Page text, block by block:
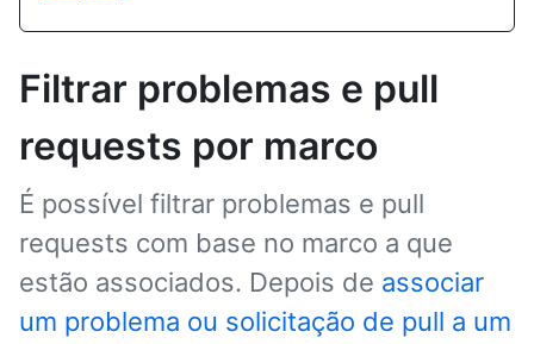
Filtrar problemas e pull
requests por marco
É possível filtrar problemas e pull
requests com base no marco a que
estão associados. Depois de associar
um problema ou solicitação de pull a um